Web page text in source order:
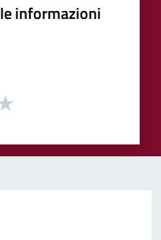
informazioni